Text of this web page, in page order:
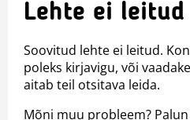
Lehte ei leitud
Soovitud lehte ei leitud.
poleks kirjavigu, või
aitab teil otsitava leida.
Mõni muu probleem?